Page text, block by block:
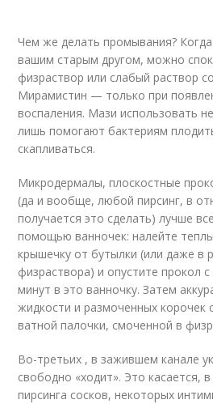
Чем же делать промывания?
вашим старым другом, можно
физраствор или слабый раствор
Мирамистин — только при
воспаления. Мази использовать
лишь помогают бактериям
скапливаться.
Микродермалы, плоскостные
(да и вообще, любой пирсинг, в
получается это сделать) лучше
помощью ванночек: налейте
крышечку от бутылки (или даже в
физраствора) и опустите прокол
минут в это ванночку. Затем
жидкости и размоченных
ватной палочки, смоченной в
Во-третьих , в зажившем канале
свободно «ходит». Это касается,
пирсинга сосков, некоторых